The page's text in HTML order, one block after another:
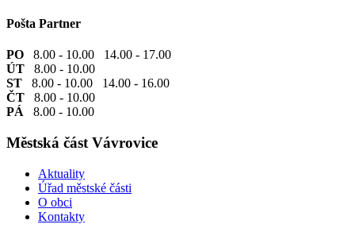
Pošta Partner
PO 8.00 - 10.00 14.00 - 17.00
ÚT 8.00 - 10.00
ST 8.00 - 10.00 14.00 - 16.00
ČT 8.00 - 10.00
PÁ 8.00 - 10.00
Městská část Vávrovice
Aktuality
Úřad městské části
O obci
Kontakty